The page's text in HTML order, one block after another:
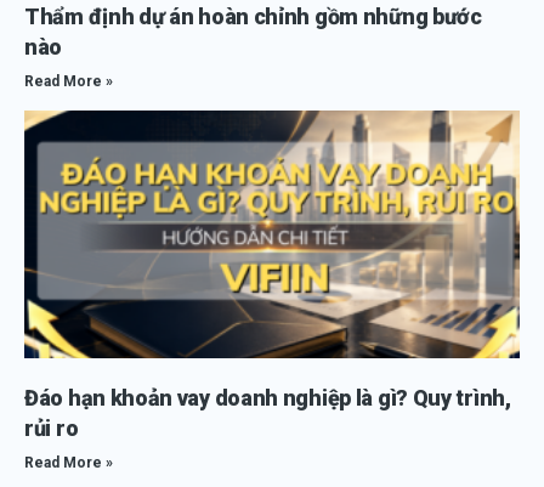
Thẩm định dự án hoàn chỉnh gồm những bước
nào
Read More »
Đáo hạn khoản vay doanh nghiệp là gì? Quy trình,
rủi ro
Read More »